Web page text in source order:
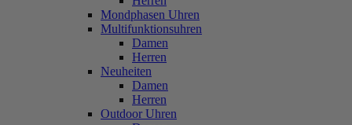
Mondphasen Uhren
Multifunktionsuhren
Damen
Herren
Neuheiten
Damen
Herren
Outdoor Uhren